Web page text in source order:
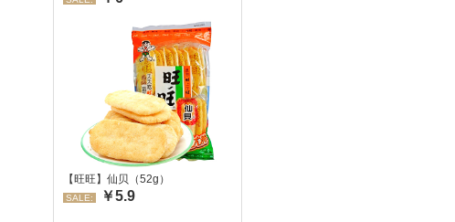
【旺旺】仙贝（52g）
SALE: ￥5.9